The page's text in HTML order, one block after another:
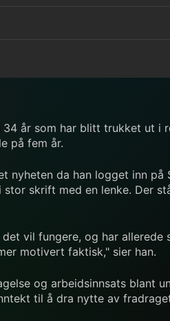
34 år som har blitt trukket ut i
på fem år.
nyheten da han logget inn på
skrift med en lenke. Der
vil fungere, og har allerede
motivert faktisk," sier han.
og arbeidsinnsats blant
til å dra nytte av